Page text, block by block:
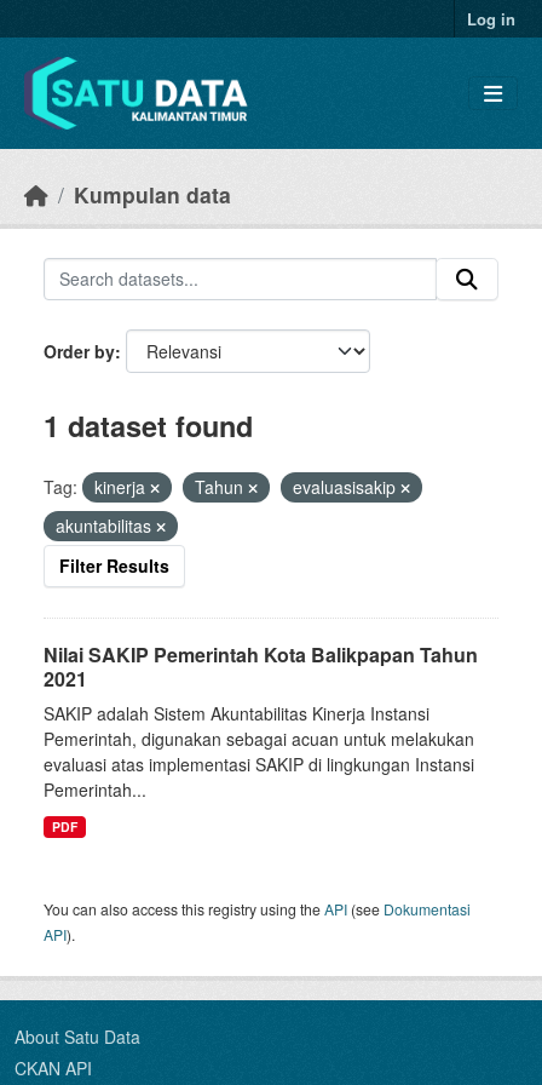
Log in
Kumpulan data
Order by
1 dataset found
Tag: kinerja Tahun
evaluasisakip
akuntabilitas
Filter Results
Nilai SAKIP Pemerintah Kota Balikpapan Tahun
2021
SAKIP adalah Sistem Akuntabilitas Kinerja Instansi
Pemerintah, digunakan sebagai acuan untuk melakukan
evaluasi atas implementasi SAKIP di lingkungan Instansi
Pemerintah...
PDF
You can also access this registry using theAPI (see Dokumentasi
API).
About Satu Data
CKAN API